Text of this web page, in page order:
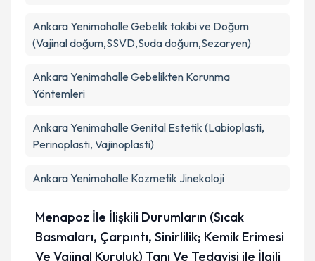
Ankara Yenimahalle Gebelik takibi ve Doğum
(Vajinal doğum,SSVD,Suda doğum,Sezaryen)
Ankara Yenimahalle Gebelikten Korunma
Yöntemleri
Ankara Yenimahalle Genital Estetik (Labioplasti,
Perinoplasti, Vajinoplasti)
Ankara Yenimahalle Kozmetik Jinekoloji
Menapoz İle İlişkili Durumların (Sıcak
Basmaları, Çarpıntı, Sinirlilik; Kemik Erimesi
Ve Vajinal Kuruluk) Tanı Ve Tedavisi ile İlgili